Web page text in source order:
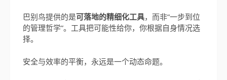
巴别鸟提供的是可落地的精细化工具，而非”一步到位
的管理哲学”。工具把可能性给你，你根据自身情况选
择。
安全与效率的平衡，永远是一个动态命题。